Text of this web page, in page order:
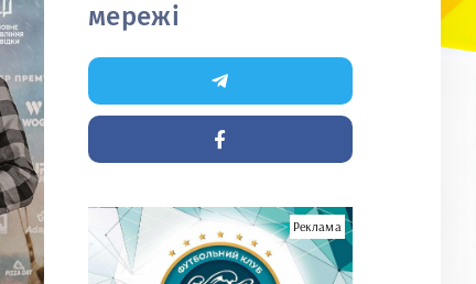
мережі
Реклама